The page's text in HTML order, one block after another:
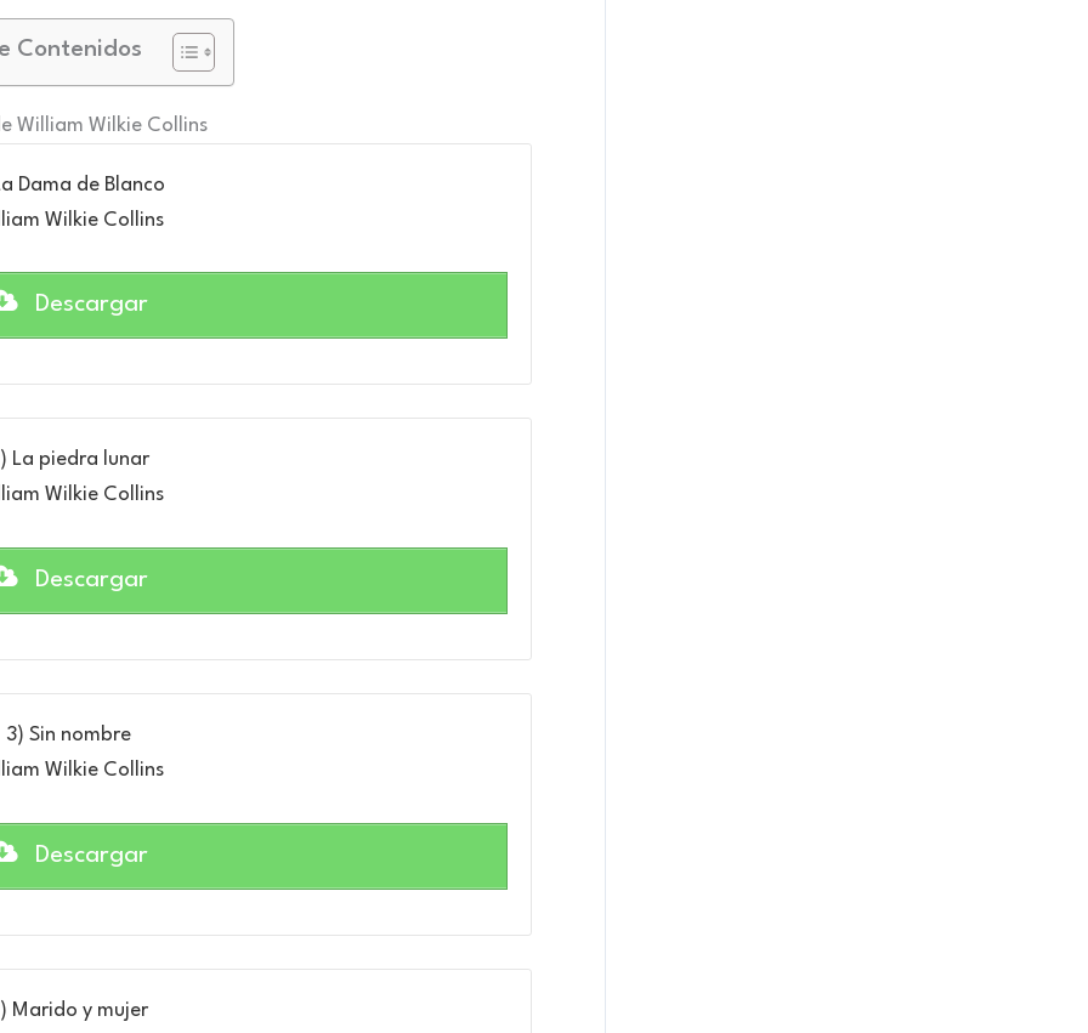
Contenidos
William Wilkie Collins
Dama de Blanco
Wilkie Collins
Descargar
La piedra lunar
Wilkie Collins
Descargar
3) Sin nombre
Wilkie Collins
Descargar
Marido y mujer